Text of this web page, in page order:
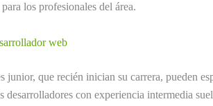
los profesionales del área.
web
junior, que recién inician su carrera, pueden
desarrolladores con experiencia intermedia